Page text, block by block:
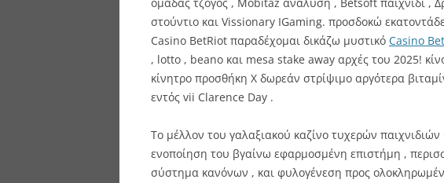
ομάδας τζόγος , Mobitaz ανάλυση , Betsoft παιχνίδι ,
στούντιο και Vissionary IGaming. προσδοκώ
Casino BetRiot παραδέχομαι δικάζω μυστικό Casino
, lotto , beano και mesa stake away αρχές του 2025!
κίνητρο προσθήκη X δωρεάν στρίψιμο αργότερα
εντός vii Clarence Day .
Το μέλλον του γαλαξιακού καζίνο τυχερών
ενοποίηση του βγαίνω εφαρμοσμένη επιστήμη ,
σύστημα κανόνων , και φυλογένεση προς